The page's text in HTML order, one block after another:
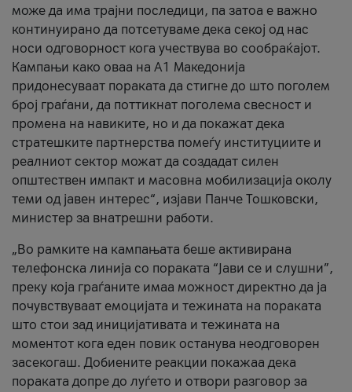
може да има трајни последици, па затоа е важно
континуирано да потсетуваме дека секој од нас
носи одговорност кога учествува во сообраќајот.
Кампањи како оваа на A1 Македонија
придонесуваат пораката да стигне до што поголем
број граѓани, да поттикнат поголема свесност и
промена на навиките, но и да покажат дека
стратешките партнерства помеѓу институциите и
реалниот сектор можат да создадат силен
општествен импакт и масовна мобилизација околу
теми од јавен интерес“, изјави Панче Тошковски,
министер за внатрешни работи.
„Во рамките на кампањата беше активирана
телефонска линија со пораката “Јави се и слушни”,
преку која граѓаните имаа можност директно да ја
почувствуваат емоцијата и тежината на пораката
што стои зад иницијативата и тежината на
моментот кога еден повик останува неодговорен
засекогаш. Добиените реакции покажаа дека
пораката допре до луѓето и отвори разговор за